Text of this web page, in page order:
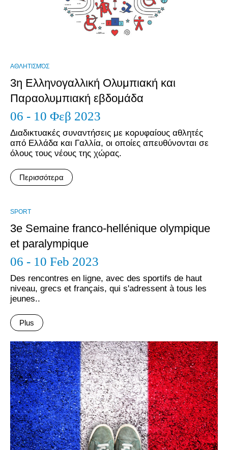
ΑΘΛΗΤΙΣΜΌΣ
3η Ελληνογαλλική Ολυμπιακή και
Παραολυμπιακή εβδομάδα
06 - 10 Φεβ 2023
Διαδικτυακές συναντήσεις με κορυφαίους αθλητές
από Ελλάδα και Γαλλία, οι οποίες απευθύνονται σε
όλους τους νέους της χώρας.
Περισσότερα
SPORT
3e Semaine franco-hellénique olympique
et paralympique
06 - 10 Feb 2023
Des rencontres en ligne, avec des sportifs de haut
niveau, grecs et français, qui s'adressent à tous les
jeunes..
Plus